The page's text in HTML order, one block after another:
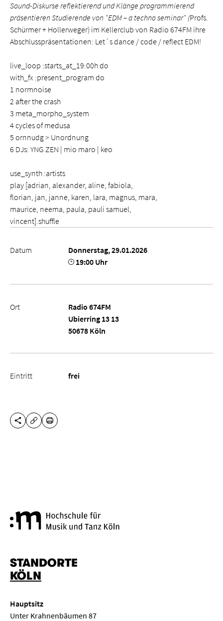
Sound-Diskurse reflektierend und Klänge programmierend
präsentieren Studierende von "EDM – a techno seminar" (Profs.
Schürmer + Hollerweger) im Kellerclub von Radio 674FM ihre
Abschlusspräsentationen: Let´s dance / code / reflect EDM!
live_loop :starts_at_19:00h do
with_fx :present_program do
1 normnoise
2 after the crash
3 meta_morpho_system
4 cycles of medusa
5 ornnudg > Unordnung
6 DJs: YNG ZEN | mio maro | keo
use_synth :artists
play [adrian, alexander, aline, fabiola,
florian, jan, janne, karen, lara, magnus, mara,
maurice, neema, paula, pauli samuel,
vincent].shuffle
Datum
Donnerstag, 29.01.2026
19:00 Uhr
Ort
Radio 674FM
Ubierring 13 13
50678 Köln
Eintritt frei
DIESE SEITE TEILEN
URL KOPIEREN
DRUCKEN
STANDORTE
KÖLN
Hauptsitz
Unter Krahnenbäumen 87